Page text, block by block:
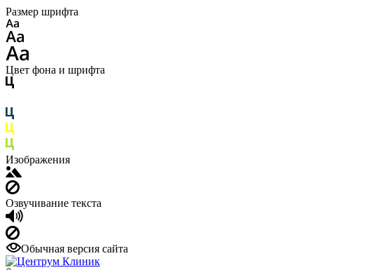
Размер шрифта
Цвет фона и шрифта
Изображения
Озвучивание текста
Обычная версия сайта